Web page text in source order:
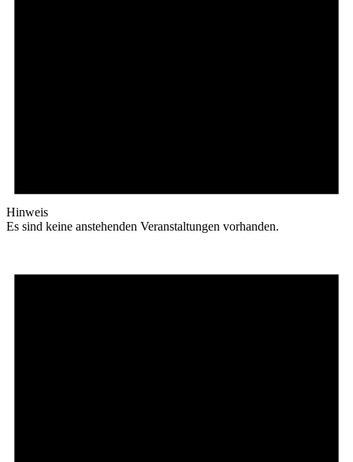
Hinweis
Es sind keine anstehenden Veranstaltungen vorhanden.